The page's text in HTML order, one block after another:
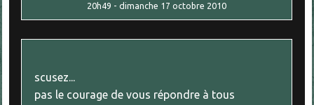
20h49 -dimanche 17 octobre 2010
scusez...
pas le courage de vous répondre à tous